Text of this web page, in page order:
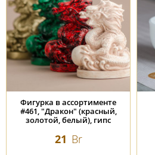
Фигурка в ассортименте
#461, "Дракон" (красный,
золотой, белый), гипс
21 Br